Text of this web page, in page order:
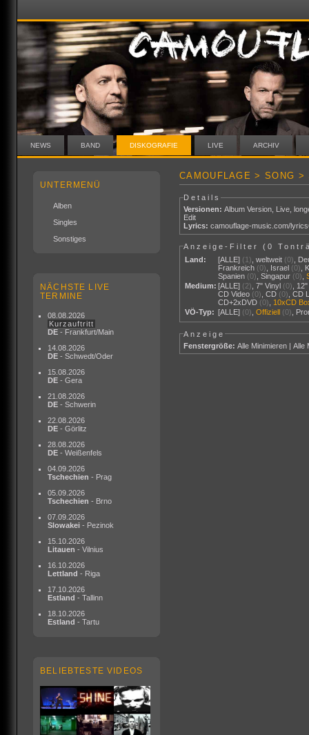
NEWS BAND DISKOGRAFIE LIVE ARCHIV
UNTERMENÜ
Alben
Singles
Sonstiges
NÄCHSTE LIVE
TERMINE
08.08.2026
Kurzauftritt
DE - Frankfurt/Main
14.08.2026
DE - Schwedt/Oder
15.08.2026
DE - Gera
21.08.2026
DE - Schwerin
22.08.2026
DE - Görlitz
28.08.2026
DE - Weißenfels
04.09.2026
Tschechien - Prag
05.09.2026
Tschechien - Brno
07.09.2026
Slowakei - Pezinok
15.10.2026
Litauen - Vilnius
16.10.2026
Lettland - Riga
17.10.2026
Estland - Tallinn
18.10.2026
Estland - Tartu
BELIEBTESTE VIDEOS
CAMOUFLAGE > SONG >
Details
Versionen: Album Version, Live,
Edit
Lyrics: camouflage-music.com/
Anzeige-Filter (0
Land:
[ALLE] (1) ,weltweit (0)
Frankreich (0) Israel (0)
Spanien (0) ,Singapur (0) ,
Medium: [ALLE] (2) ,7" Vinyl (0)
CD Video (0) ,CD (0) ,CD
CD+2xDVD (0)
10xCD
VÖ-Typ: [ALLE] (0) ,Offiziell (0)
Anzeige
Fenstergröße: Alle Minimieren |Alle